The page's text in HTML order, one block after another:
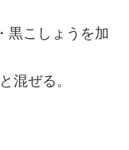
黒こしょうを加
混ぜる。